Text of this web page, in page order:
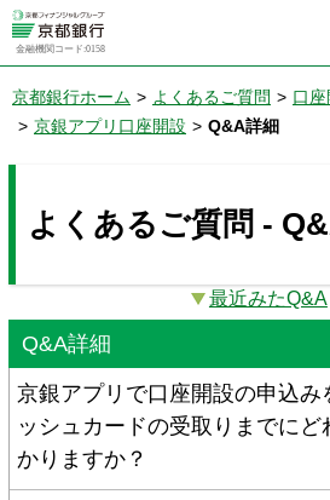
金融機関コード:0158
京都銀行ホーム > よくあるご質問 > 口
> 京銀アプリ口座開設 > Q&A詳細
よくあるご質問 -
最近みたQ&A
Q&A詳細
京銀アプリで口座開設の申込み
ッシュカードの受取りまでに
かりますか？